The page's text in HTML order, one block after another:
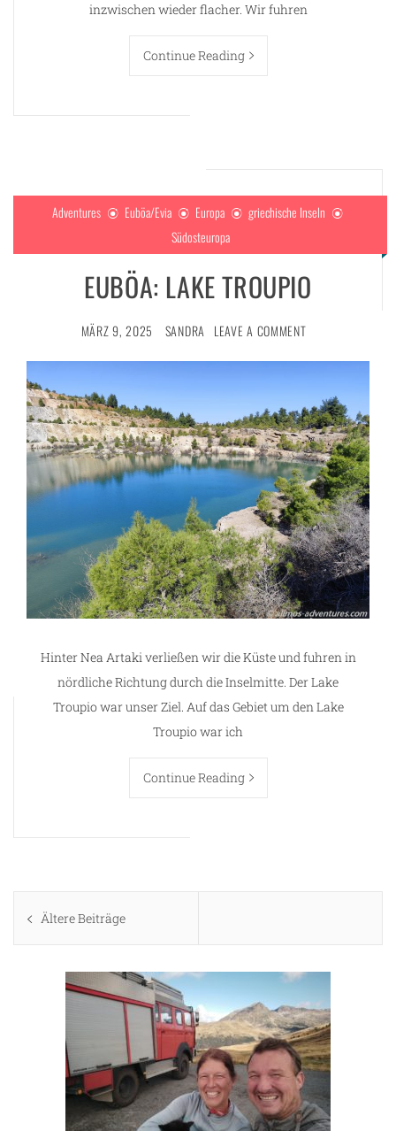
inzwischen wieder flacher. Wir fuhren
Continue Reading
Adventures Euböa/Evia Europa
griechische Inseln
Südosteuropa
EUBÖA: LAKE TROUPIO
MÄRZ 9, 2025 SANDRA LEAVE A COMMENT
Hinter Nea Artaki verließen wir die Küste und fuhren in
nördliche Richtung durch die Inselmitte. Der Lake
Troupio war unser Ziel. Auf das Gebiet um den Lake
Troupio war ich
Continue Reading
Beitragsnavigation
Ältere Beiträge